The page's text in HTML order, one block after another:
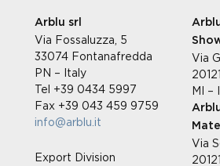
Arblu srl
Via Fossaluzza, 5
33074 Fontanafredda
PN – Italy
Tel +39 0434 5997
Fax +39 043 459 9759
info@arblu.it
Export Division
Via
MI –
Via